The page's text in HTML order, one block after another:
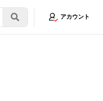
アカウント